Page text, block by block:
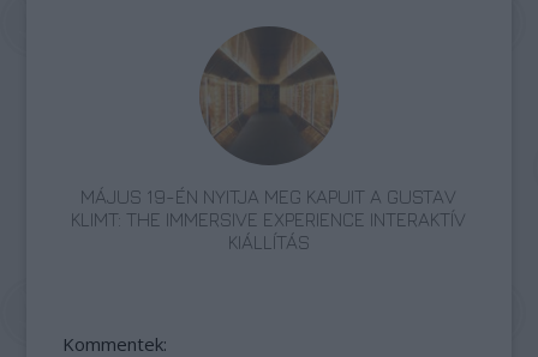
MÁJUS 19-ÉN NYITJA MEG KAPUIT A GUSTAV
KLIMT: THE IMMERSIVE EXPERIENCE INTERAKTÍV
KIÁLLÍTÁS
Kommentek: